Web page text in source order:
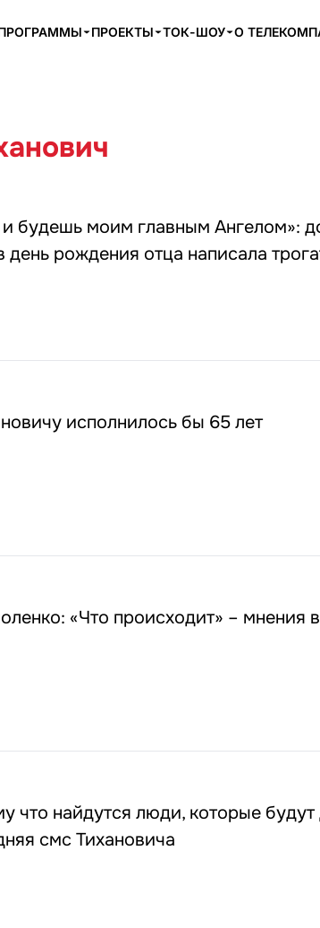
ПРОЕКТЫ ТОК-ШОУ О
будешь моим главным Ангелом»:
день рождения отца написала
исполнилось бы 65 лет
«Что происходит» – мнения
что найдутся люди, которые будут
смс Тихановича